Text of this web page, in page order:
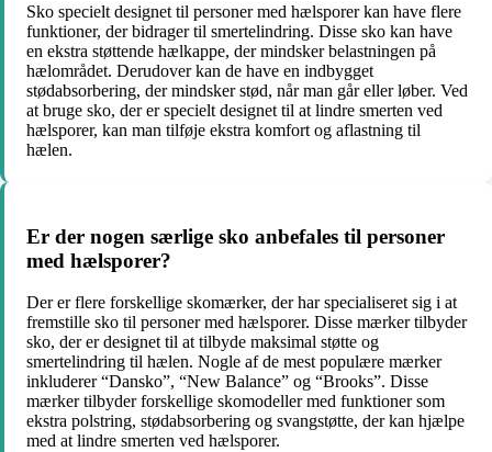
Sko specielt designet til personer med hælsporer kan have flere
funktioner, der bidrager til smertelindring. Disse sko kan have
en ekstra støttende hælkappe, der mindsker belastningen på
hælområdet. Derudover kan de have en indbygget
stødabsorbering, der mindsker stød, når man går eller løber. Ved
at bruge sko, der er specielt designet til at lindre smerten ved
hælsporer, kan man tilføje ekstra komfort og aflastning til
hælen.
Er der nogen særlige sko anbefales til personer
med hælsporer?
Der er flere forskellige skomærker, der har specialiseret sig i at
fremstille sko til personer med hælsporer. Disse mærker tilbyder
sko, der er designet til at tilbyde maksimal støtte og
smertelindring til hælen. Nogle af de mest populære mærker
inkluderer “Dansko”, “New Balance” og “Brooks”. Disse
mærker tilbyder forskellige skomodeller med funktioner som
ekstra polstring, stødabsorbering og svangstøtte, der kan hjælpe
med at lindre smerten ved hælsporer.